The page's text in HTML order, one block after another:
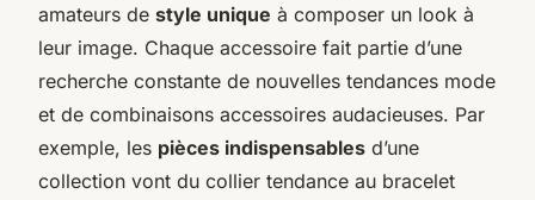
amateurs de style unique à composer un look à
leur image. Chaque accessoire fait partie d’une
recherche constante de nouvelles tendances mode
et de combinaisons accessoires audacieuses. Par
exemple, les pièces indispensables d’une
collection vont du collier tendance au bracelet